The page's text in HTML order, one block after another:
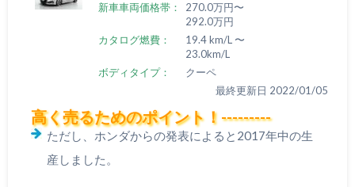
新車車両価格帯：
270.0万円〜
292.0万円
カタログ燃費：
19.4 km/L 〜
23.0km/L
ボディタイプ：
クーペ
最終更新日 2022/01/05
高く売るためのポイント！---------
ただし、ホンダからの発表によると2017年中の生
産しました。